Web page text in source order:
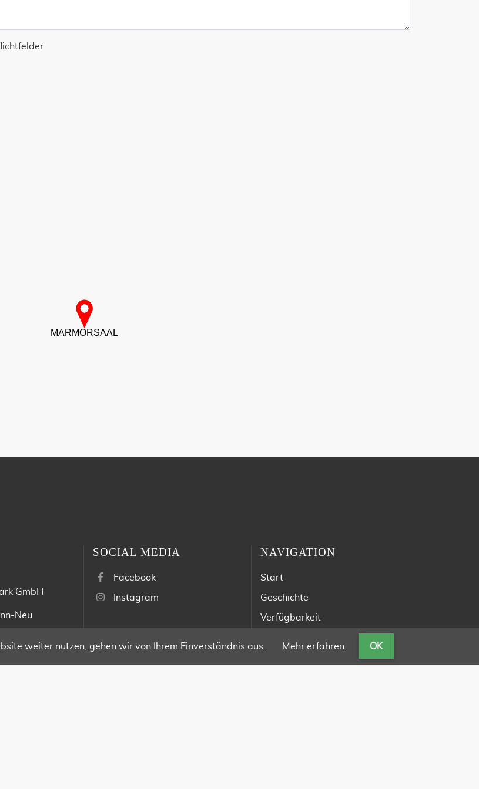
GmbH
Neu
SOCIAL MEDIA
Facebook
Instagram
NAVIGATION
Start
Geschichte
Verfügbarkeit
weiter nutzen, gehen wir von Ihrem Einverständnis aus. Mehr erfahren OK